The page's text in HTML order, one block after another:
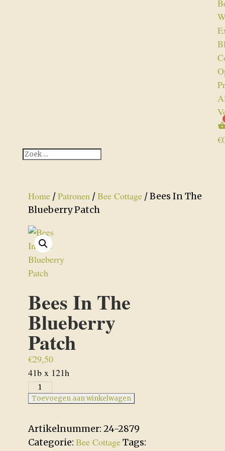
€
Home/Patronen/Bee Cottage/ Bees In The
Blueberry Patch
Bees In The
Blueberry
Patch
€29,50
41b x 121h
Bees
In
Blueberry
Patch
Toevoegen aan winkelwagen
Artikelnummer: 24-2879
Categorie: Bee CottageTags: